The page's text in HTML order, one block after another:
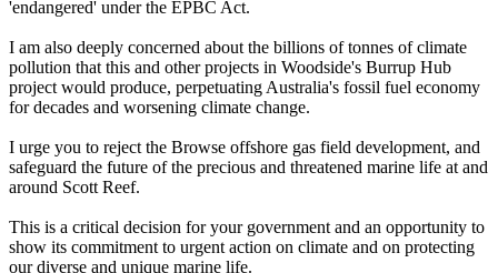
'endangered' under the EPBC Act.
I am also deeply concerned about the billions of tonnes of climate
pollution that this and other projects in Woodside's Burrup Hub
project would produce, perpetuating Australia's fossil fuel economy
for decades and worsening climate change.
I urge you to reject the Browse offshore gas field development, and
safeguard the future of the precious and threatened marine life at and
around Scott Reef.
This is a critical decision for your government and an opportunity to
show its commitment to urgent action on climate and on protecting
our diverse and unique marine life.